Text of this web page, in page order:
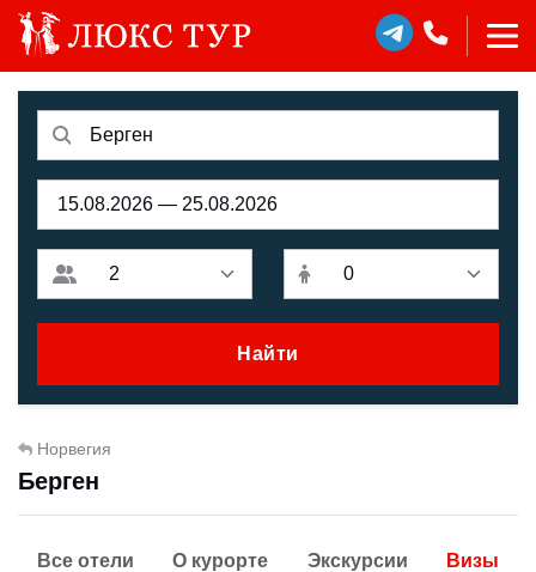
Найти
Норвегия
Берген
Все отели О курорте Экскурсии Визы